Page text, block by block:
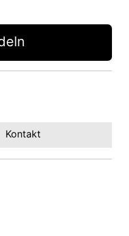
Kontakt